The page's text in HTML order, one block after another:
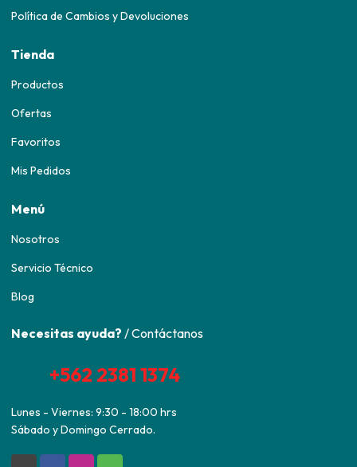
Política de Cambios y Devoluciones
Tienda
Productos
Ofertas
Favoritos
Mis Pedidos
Menú
Nosotros
Servicio Técnico
Blog
Necesitas ayuda? / Contáctanos
+562 2381 1374
Lunes - Viernes: 9:30 - 18:00 hrs
Sábado y Domingo Cerrado.